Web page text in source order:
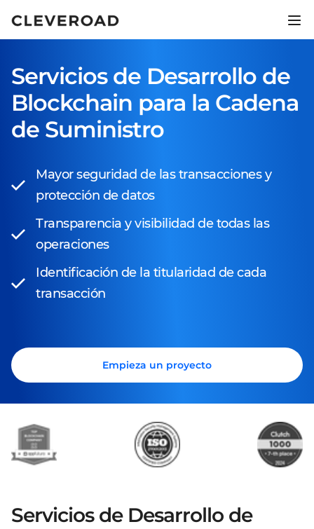
rápido.
Descubre el desarrollo asistido por IA
Servicios de Desarrollo de
Blockchain para la Cadena
de Suministro
Mayor seguridad de las transacciones y
protección de datos
Transparencia y visibilidad de todas las
operaciones
Identificación de la titularidad de cada
transacción
Empieza un proyecto
Servicios de Desarrollo de